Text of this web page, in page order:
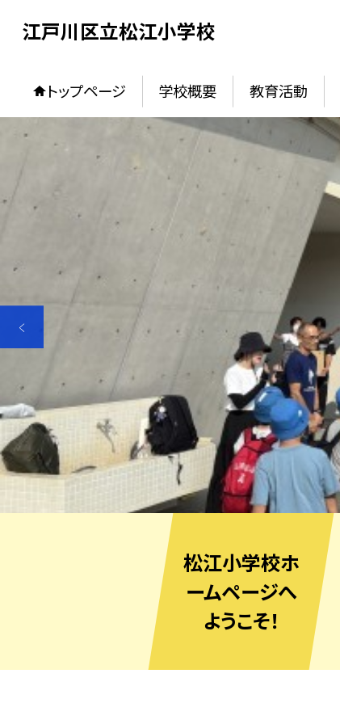
江戸川区立松江小学校
トップページ 学校概要 教育活動
松江小学校ホ
ームページへ
ようこそ！